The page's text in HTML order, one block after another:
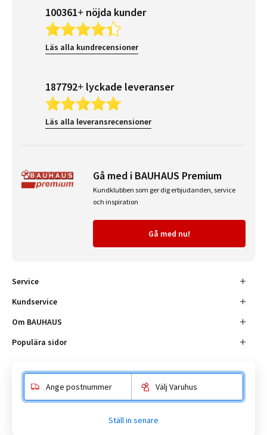
100361+ nöjda kunder
Läs alla kundrecensioner
187792+ lyckade leveranser
Läs alla leveransrecensioner
Gå med i BAUHAUS Premium
Kundklubben som ger dig erbjudanden, service
och inspiration
Gå med nu!
Service
Kundservice
Om BAUHAUS
Populära sidor
Enköpingsvägen 41, 177 38 Järfälla.
Ange postnummer Välj Varuhus
Ställ in senare